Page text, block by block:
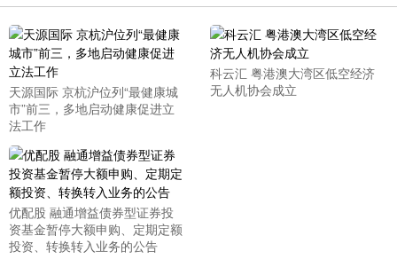
天源国际 京杭沪位列“最健康城
市”前三，多地启动健康促进立
法工作
科云汇 粤港澳大湾区低空经济
无人机协会成立
优配股 融通增益债券型证券投
资基金暂停大额申购、定期定额
投资、转换转入业务的公告